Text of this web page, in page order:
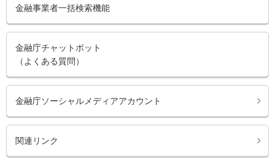
金融事業者一括検索機能
金融庁チャットボット
（よくある質問）
金融庁ソーシャルメディアアカウント
関連リンク